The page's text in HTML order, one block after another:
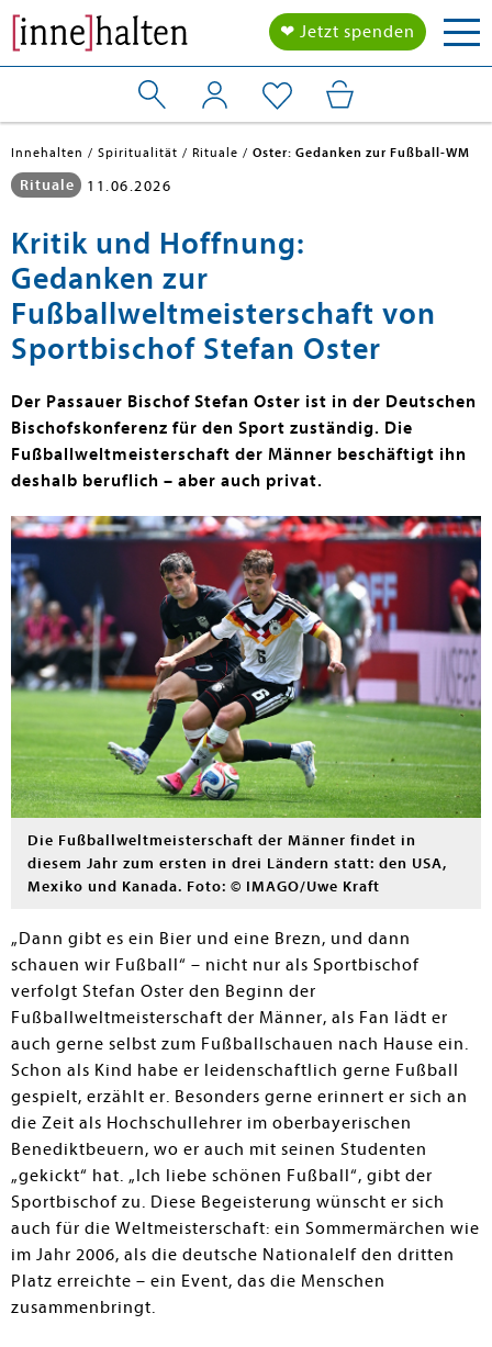
❤ Jetzt spenden
Innehalten Spiritualität Rituale Oster: Gedanken zur Fußball-WM
Rituale 11.06.2026
Kritik und Hoffnung:
Gedanken zur
Fußballweltmeisterschaft von
Sportbischof Stefan Oster
Der Passauer Bischof Stefan Oster ist in der Deutschen
Bischofskonferenz für den Sport zuständig. Die
Fußballweltmeisterschaft der Männer beschäftigt ihn
deshalb beruflich – aber auch privat.
Die Fußballweltmeisterschaft der Männer findet in
diesem Jahr zum ersten in drei Ländern statt: den USA,
Mexiko und Kanada. Foto: © IMAGO/Uwe Kraft
„Dann gibt es ein Bier und eine Brezn, und dann
schauen wir Fußball“ – nicht nur als Sportbischof
verfolgt Stefan Oster den Beginn der
Fußballweltmeisterschaft der Männer, als Fan lädt er
auch gerne selbst zum Fußballschauen nach Hause ein.
Schon als Kind habe er leidenschaftlich gerne Fußball
gespielt, erzählt er. Besonders gerne erinnert er sich an
die Zeit als Hochschullehrer im oberbayerischen
Benediktbeuern, wo er auch mit seinen Studenten
„gekickt“ hat. „Ich liebe schönen Fußball“, gibt der
Sportbischof zu. Diese Begeisterung wünscht er sich
auch für die Weltmeisterschaft: ein Sommermärchen wie
im Jahr 2006, als die deutsche Nationalelf den dritten
Platz erreichte – ein Event, das die Menschen
zusammenbringt.